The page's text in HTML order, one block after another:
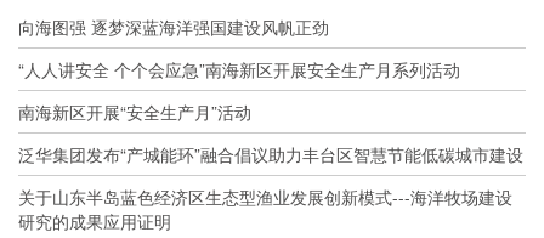
向海图强 逐梦深蓝海洋强国建设风帆正劲
“人人讲安全 个个会应急”南海新区开展安全生产月系列活动
南海新区开展“安全生产月”活动
泛华集团发布“产城能环”融合倡议助力丰台区智慧节能低碳城市建设
关于山东半岛蓝色经济区生态型渔业发展创新模式---海洋牧场建设
研究的成果应用证明